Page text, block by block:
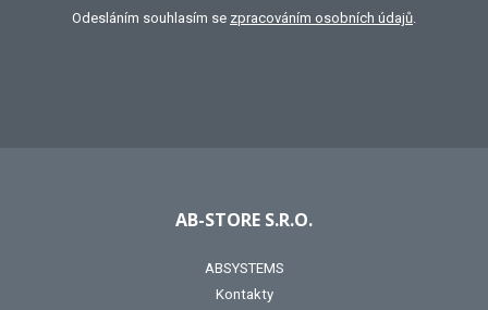
Odesláním souhlasím se zpracováním osobních údajů
AB-STORE S.R.O.
ABSYSTEMS
Kontakty